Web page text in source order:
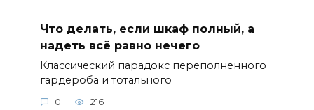
Что делать, если шкаф полный, а
надеть всё равно нечего
Классический парадокс переполненного
гардероба и тотального
0 216